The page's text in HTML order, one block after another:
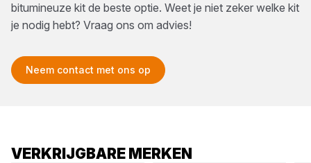
bitumineuze kit de beste optie. Weet je niet zeker welke kit
je nodig hebt? Vraag ons om advies!
Neem contact met ons op
VERKRIJGBARE MERKEN